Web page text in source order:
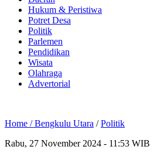
Hukum & Peristiwa
Potret Desa
Politik
Parlemen
Pendidikan
Wisata
Olahraga
Advertorial
Home /Bengkulu Utara /Politik
Rabu, 27 November 2024 - 11:53 WIB